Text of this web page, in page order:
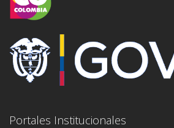
Portales Institucionales